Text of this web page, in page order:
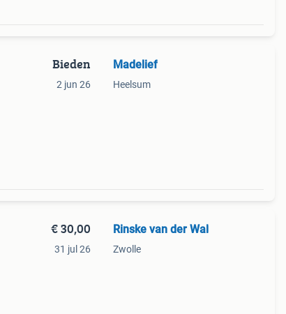
Bieden
2 jun 26
Madelief
Heelsum
€ 30,00
31 jul 26
Rinske van der Wal
Zwolle